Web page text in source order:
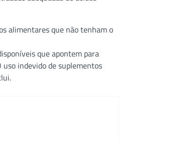
alimentares que não tenham o
que apontem para
indevido de suplementos